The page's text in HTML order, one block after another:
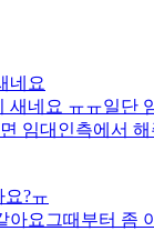
네요
네요 ㅠㅠ일단
임대인측에서
?ㅠ
아요그때부터 좀